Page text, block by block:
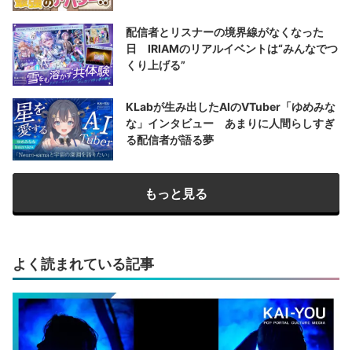
配信者とリスナーの境界線がなくなった
日 IRIAMのリアルイベントは“みんなでつ
くり上げる”
KLabが生み出したAIのVTuber「ゆめみな
な」インタビュー あまりに人間らしすぎ
る配信者が語る夢
もっと見る
よく読まれている記事